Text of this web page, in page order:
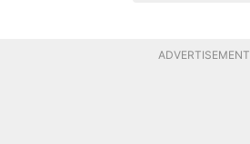
ADVERTISEMENT